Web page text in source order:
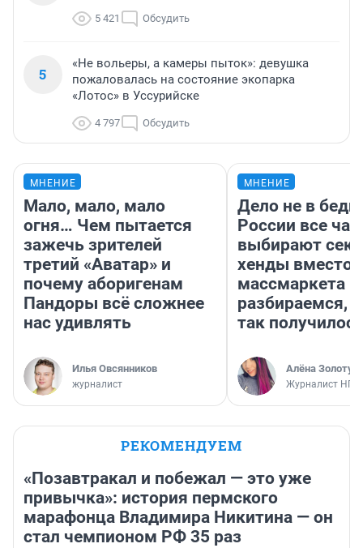
5 421 Обсудить
5
«Не вольеры, а камеры пыток»: девушка
пожаловалась на состояние экопарка
«Лотос» в Уссурийске
4 797 Обсудить
МНЕНИЕ
Мало, мало, мало
огня… Чем пытается
зажечь зрителей
третий «Аватар» и
почему аборигенам
Пандоры всё сложнее
нас удивлять
Илья Овсянников
журналист
МНЕНИЕ
Дело не в
России все
выбирают
хенды вместо
массмаркета —
разбираемся,
так
Алёна
Журналист НГС
РЕКОМЕНДУЕМ
«Позавтракал и побежал — это уже
привычка»: история пермского
марафонца Владимира Никитина — он
стал чемпионом РФ 35 раз